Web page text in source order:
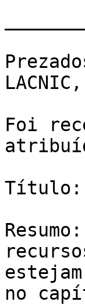
LACNIC,
Foi
Título:
no